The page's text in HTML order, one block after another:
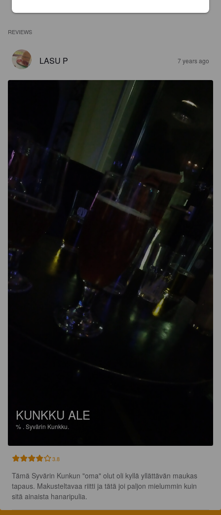
REVIEWS
LASU P 7 years ago
KUNKKU ALE
% . Syvärin Kunkku.
3.8
Tämä Syvärin Kunkun "oma" olut oli kyllä yllättävän maukas
tapaus. Makusteltavaa riitti ja tätä joi paljon mielummin kuin
sitä ainaista hanaripulia.